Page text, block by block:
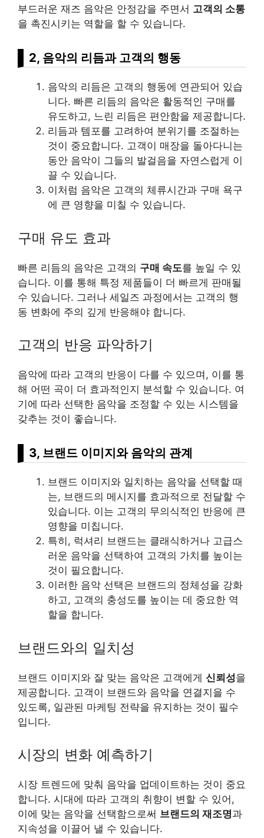
부드러운 재즈 음악은 안정감을 주면서 고객의 소통
을 촉진시키는 역할을 할 수 있습니다.
2, 음악의 리듬과 고객의 행동
음악의 리듬은 고객의 행동에 연관되어 있습
니다. 빠른 리듬의 음악은 활동적인 구매를
유도하고, 느린 리듬은 편안함을 제공합니다.
리듬과 템포를 고려하여 분위기를 조절하는
것이 중요합니다. 고객이 매장을 돌아다니는
동안 음악이 그들의 발걸음을 자연스럽게 이
끌 수 있습니다.
이처럼 음악은 고객의 체류시간과 구매 욕구
에 큰 영향을 미칠 수 있습니다.
구매 유도 효과
빠른 리듬의 음악은 고객의 구매 속도를 높일 수 있
습니다. 이를 통해 특정 제품들이 더 빠르게 판매될
수 있습니다. 그러나 세일즈 과정에서는 고객의 행
동 변화에 주의 깊게 반응해야 합니다.
고객의 반응 파악하기
음악에 따라 고객의 반응이 다를 수 있으며, 이를 통
해 어떤 곡이 더 효과적인지 분석할 수 있습니다. 여
기에 따라 선택한 음악을 조정할 수 있는 시스템을
갖추는 것이 좋습니다.
3, 브랜드 이미지와 음악의 관계
브랜드 이미지와 일치하는 음악을 선택할 때
는, 브랜드의 메시지를 효과적으로 전달할 수
있습니다. 이는 고객의 무의식적인 반응에 큰
영향을 미칩니다.
특히, 럭셔리 브랜드는 클래식하거나 고급스
러운 음악을 선택하여 고객의 가치를 높이는
것이 필요합니다.
이러한 음악 선택은 브랜드의 정체성을 강화
하고, 고객의 충성도를 높이는 데 중요한 역
할을 합니다.
브랜드와의 일치성
브랜드 이미지와 잘 맞는 음악은 고객에게 신뢰성을
제공합니다. 고객이 브랜드와 음악을 연결지을 수
있도록, 일관된 마케팅 전략을 유지하는 것이 필수
입니다.
시장의 변화 예측하기
시장 트렌드에 맞춰 음악을 업데이트하는 것이 중요
합니다. 시대에 따라 고객의 취향이 변할 수 있어,
이에 맞는 음악을 선택함으로써 브랜드의 재조명과
지속성을 이끌어 낼 수 있습니다.